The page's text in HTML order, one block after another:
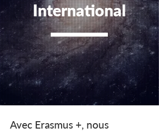
International
Avec Erasmus +, nous